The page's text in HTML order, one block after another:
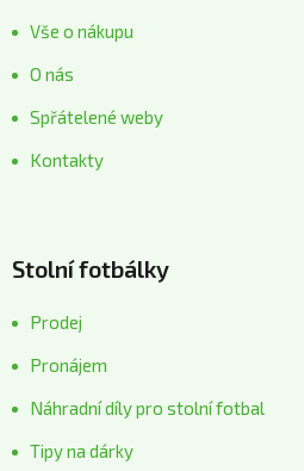
Vše o nákupu
O nás
Spřátelené weby
Kontakty
Stolní fotbálky
Prodej
Pronájem
Náhradní díly pro stolní fotbal
Tipy na dárky